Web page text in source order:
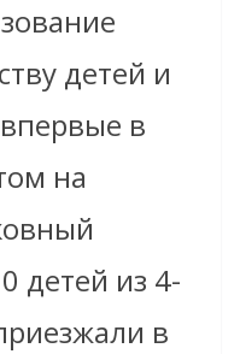
детей и
в
на
детей из 4-
в